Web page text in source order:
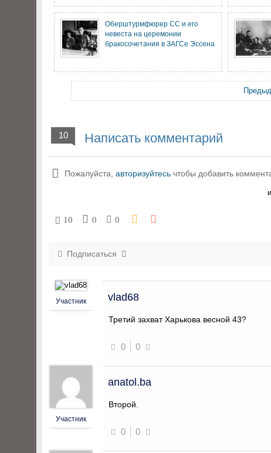
Оберштурмфюрер СС и его
невеста на церемонии
бракосочетания в ЗАГСе Эссена
10 Написать комментарий
Пожалуйста, авторизуйтесь чтобы добавить
10 0 0
Подписаться
Участник vlad68
Третий захват Харькова весной 43?
0 0
Участник
anatol.ba
Второй.
0 0